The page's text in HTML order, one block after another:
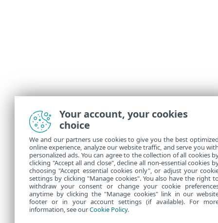
Your account, your cookies
choice
We and our partners use cookies to give you the best
online experience, analyze our website traffic, and serve you
personalized ads. You can agree to the collection of all cookies
clicking "Accept all and close", decline all non-essential cookies
choosing "Accept essential cookies only", or adjust your
settings by clicking "Manage cookies". You also have the right
withdraw your consent or change your cookie
anytime by clicking the "Manage cookies" link in our
footer or in your account settings (if available). For
information, see ourCookie Policy.